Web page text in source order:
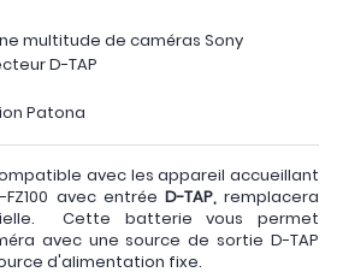
multitude de caméras Sony
D-TAP
Patona
avec les appareil accueillant
avec entrée D-TAP,remplacera
Cette batterie vous permet
avec une source de sortie D-TAP
d'alimentation fixe.